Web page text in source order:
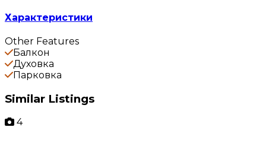
Характеристики
Other Features
Балкон
Духовка
Парковка
Similar Listings
4